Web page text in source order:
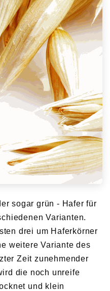
sogar grün - Hafer für
Varianten.
drei um Haferkörner
weitere Variante des
Zeit zunehmender
die noch unreife
und klein